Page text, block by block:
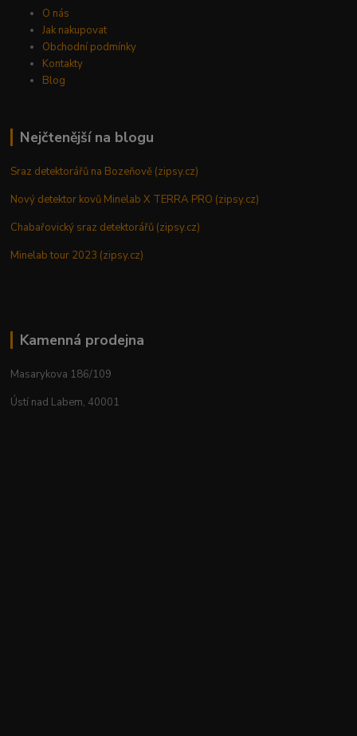
O nás
Jak nakupovat
Obchodní podmínky
Kontakty
Blog
Nejčtenější na blogu
Sraz detektorářů na Bozeňově (zipsy.cz)
Nový detektor kovů Minelab X TERRA PRO (zipsy.cz)
Chabařovický sraz detektorářů (zipsy.cz)
Minelab tour 2023 (zipsy.cz)
Kamenná prodejna
Masarykova 186/109
Ústí nad Labem, 40001